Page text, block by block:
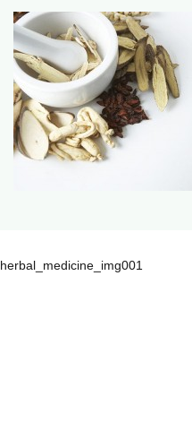
herbal_medicine_img001